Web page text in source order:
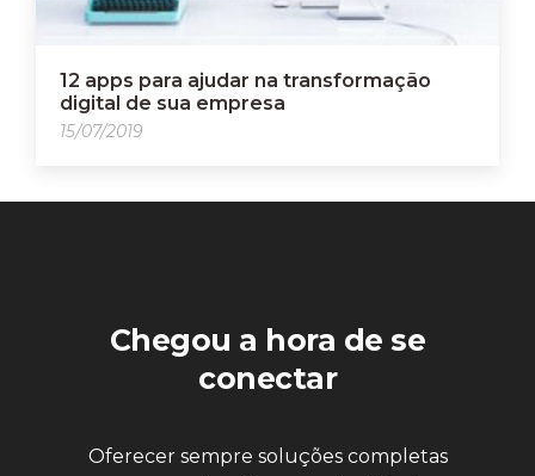
12 apps para ajudar na transformação
digital de sua empresa
15/07/2019
Chegou a hora de se
conectar
Oferecer sempre soluções completas